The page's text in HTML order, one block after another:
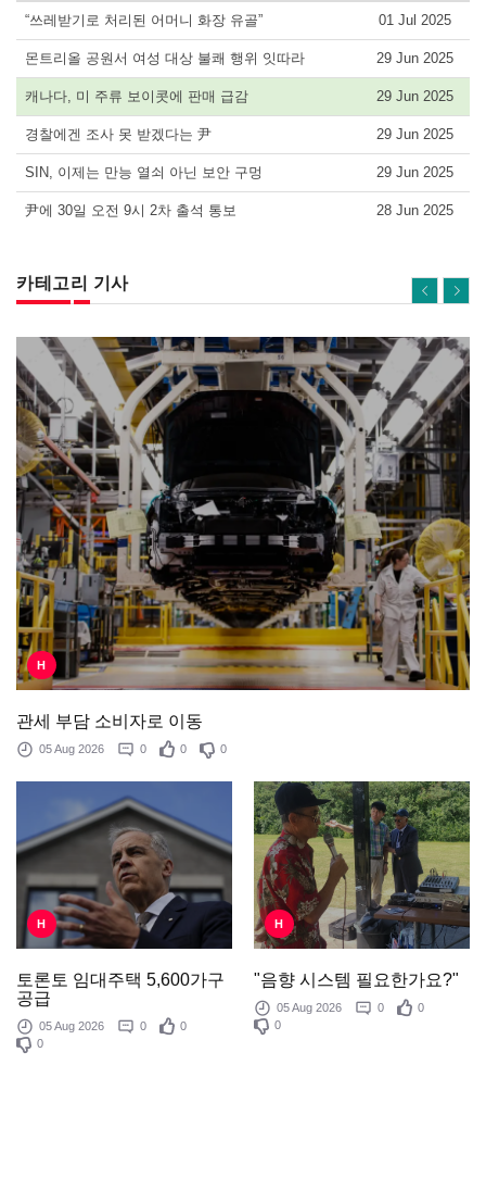
“쓰레받기로 처리된 어머니 화장 유골” 01 Jul 2025
몬트리올 공원서 여성 대상 불쾌 행위 잇따라 29 Jun 2025
캐나다, 미 주류 보이콧에 판매 급감 29 Jun 2025
경찰에겐 조사 못 받겠다는 尹 29 Jun 2025
SIN, 이제는 만능 열쇠 아닌 보안 구멍 29 Jun 2025
尹에 30일 오전 9시 2차 출석 통보 28 Jun 2025
카테고리 기사
H
관세 부담 소비자로 이동
05 Aug 2026 0 0 0
H
토론토 임대주택 5,600가구
공급
05 Aug 2026 0
0
0
H
"음향 시스템 필요한가요?"
05 Aug 2026 0
0
0